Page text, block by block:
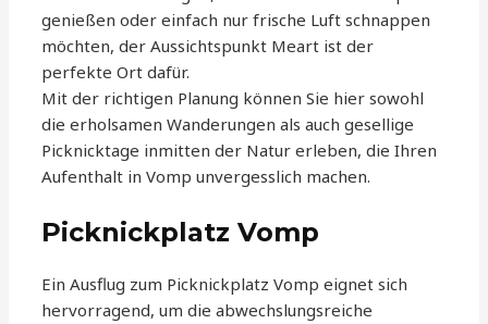
genießen oder einfach nur frische Luft schnappen
möchten, der Aussichtspunkt Meart ist der
perfekte Ort dafür.
Mit der richtigen Planung können Sie hier sowohl
die erholsamen Wanderungen als auch gesellige
Picknicktage inmitten der Natur erleben, die Ihren
Aufenthalt in Vomp unvergesslich machen.
Picknickplatz Vomp
Ein Ausflug zum Picknickplatz Vomp eignet sich
hervorragend, um die abwechslungsreiche